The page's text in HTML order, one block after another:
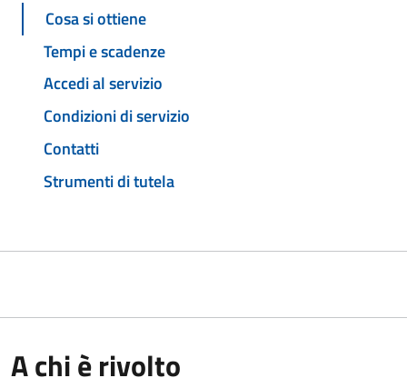
Cosa si ottiene
Tempi e scadenze
Accedi al servizio
Condizioni di servizio
Contatti
Strumenti di tutela
A chi è rivolto